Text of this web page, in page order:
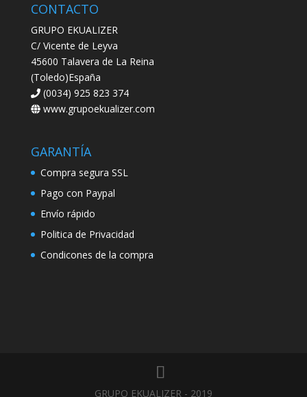
CONTACTO
GRUPO EKUALIZER
C/ Vicente de Leyva
45600 Talavera de La Reina
(Toledo)España
(0034) 925 823 374
www.grupoekualizer.com
GARANTÍA
Compra segura SSL
Pago con Paypal
Envío rápido
Politica de Privacidad
Condicones de la compra
GRUPO EKUALIZER - 2019